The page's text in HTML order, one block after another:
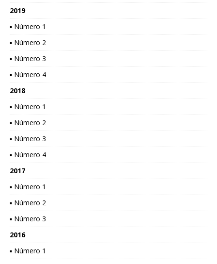
2019
▪ Número 1
▪ Número 2
▪ Número 3
▪ Número 4
2018
▪ Número 1
▪ Número 2
▪ Número 3
▪ Número 4
2017
▪ Número 1
▪ Número 2
▪ Número 3
2016
▪ Número 1